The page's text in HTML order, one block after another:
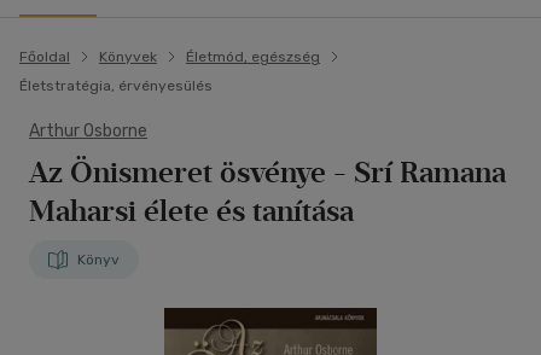
Főoldal Könyvek
Életmód, egészség
Életstratégia, érvényesülés
Arthur Osborne
Az Önismeret ösvénye - Srí Ramana
Maharsi élete és tanítása
Könyv